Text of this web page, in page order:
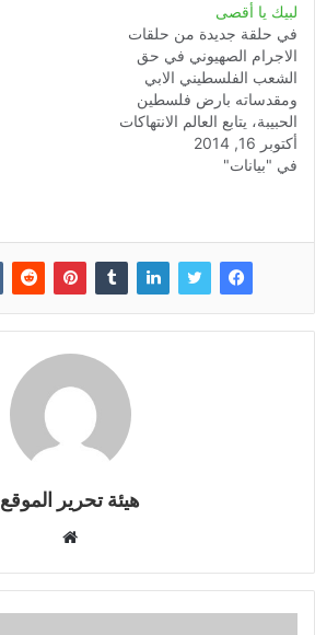
الصهيوني صباح يوم الخميس
30 أكتوبر 2014 على إغلاق
المسجد الأقصى بشكل كلي
أمام المصليين الفلسطينيين،…
لبيك يا أقصى
في حلقة جديدة من حلقات
الاجرام الصهيوني في حق
الشعب الفلسطيني الابي
ومقدساته بارض فلسطين
الحبيبة، يتابع العالم الانتهاكات
الخطيرة التي يتعرض لها
المسجد الاقصى من طرف
بقلق كبير الأحداث الإجرامية
المتصاعدة من طرف…
أكتوبر 16, 2014
في "بيانات"
هيئة تحرير الموقع